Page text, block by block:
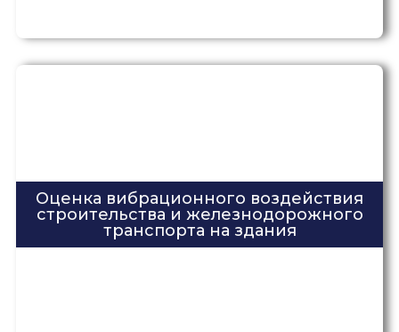
Оценка вибрационного воздействия
строительства и железнодорожного
транспорта на здания